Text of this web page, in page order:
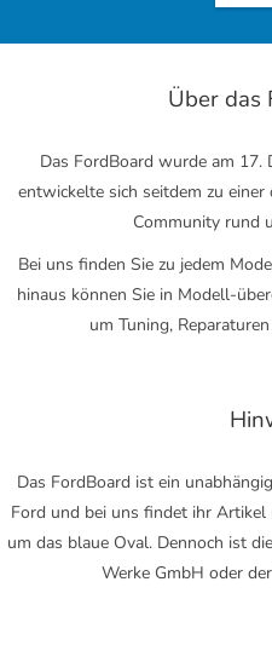
Über das
Das FordBoard wurde am 17.
entwickelte sich seitdem zu
Community rund
Bei uns finden Sie zu jedem
hinaus können Sie in Modell-
um Tuning,
Das FordBoard ist ein
Ford und bei uns findet ihr
um das blaue Oval. Dennoch ist
Werke GmbH oder